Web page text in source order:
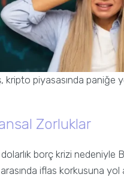
piyasasında paniğe
Zorluklar
borç krizi
arasında iflas korkusuna